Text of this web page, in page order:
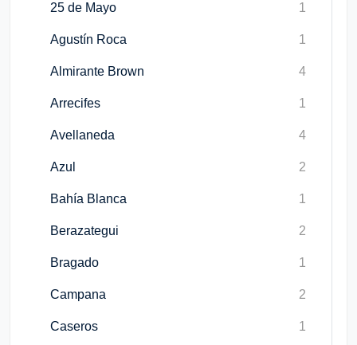
25 de Mayo 1
Agustín Roca 1
Almirante Brown 4
Arrecifes 1
Avellaneda 4
Azul 2
Bahía Blanca 1
Berazategui 2
Bragado 1
Campana 2
Caseros 1